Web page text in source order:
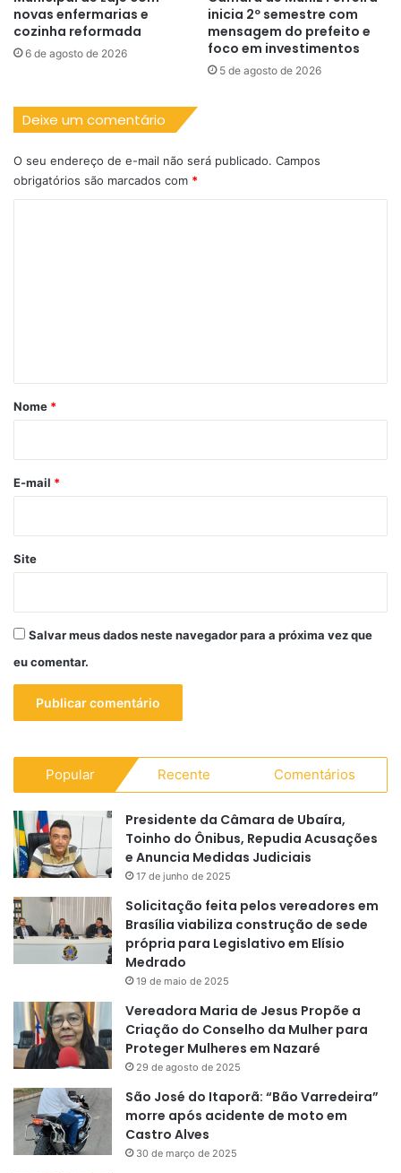
novas enfermarias e
cozinha reformada
6 de agosto de 2026
inicia 2º semestre com
mensagem do prefeito e
foco em investimentos
5 de agosto de 2026
Deixe um comentário
O seu endereço de e-mail não será publicado. Campos
obrigatórios são marcados com *
r
*
Nome *
E-mail *
Site
Salvar meus dados neste navegador para a próxima vez que
eu comentar.
Popular Recente Comentários
Presidente da Câmara de Ubaíra,
Toinho do Ônibus, Repudia Acusações
e Anuncia Medidas Judiciais
17 de junho de 2025
Solicitação feita pelos vereadores em
Brasília viabiliza construção de sede
própria para Legislativo em Elísio
Medrado
19 de maio de 2025
Vereadora Maria de Jesus Propõe a
Criação do Conselho da Mulher para
Proteger Mulheres em Nazaré
29 de agosto de 2025
São José do Itaporã: “Bão Varredeira”
morre após acidente de moto em
Castro Alves
30 de março de 2025